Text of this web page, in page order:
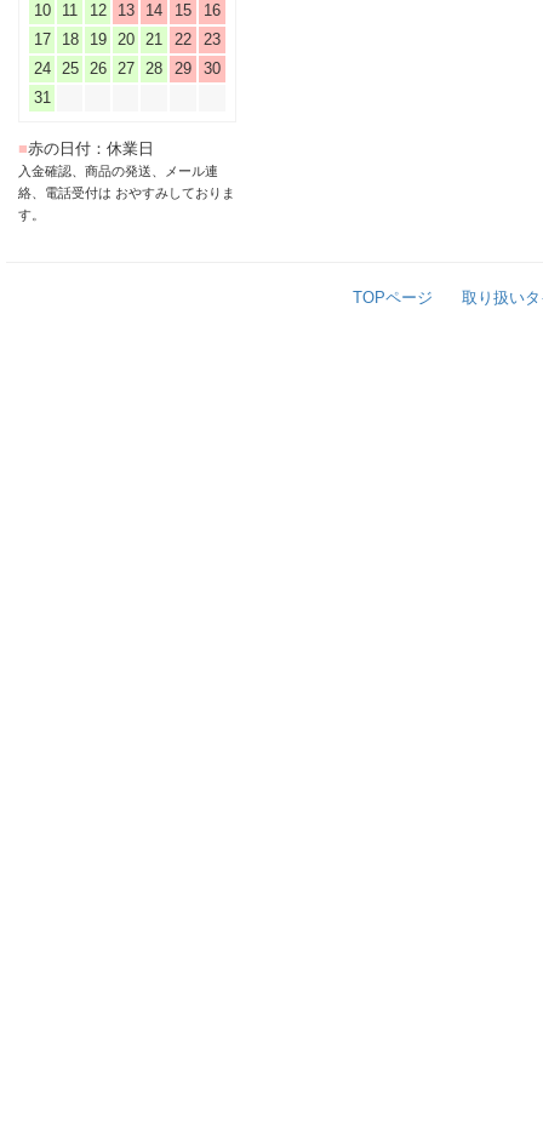
10
11 12 13 14 15
16
17
18 19 20 21 22
23
24
25 26 27 28 29
30
31
■赤の日付：休業日
入金確認、商品の発送、メール連
絡、電話受付は おやすみしておりま
す。
TOPページ 取り扱い